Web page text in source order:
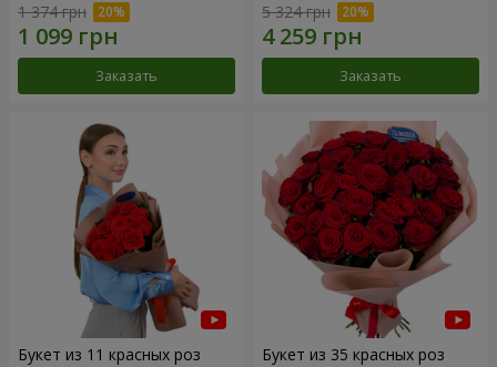
1 374 грн
Заказать
5 324 грн
Заказать
Букет из 11 красных роз Букет из 35 красных роз